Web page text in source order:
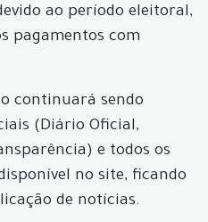
ao período eleitoral,
pagamentos com
continuará sendo
(Diário Oficial,
e todos os
no site, ficando
de notícias.